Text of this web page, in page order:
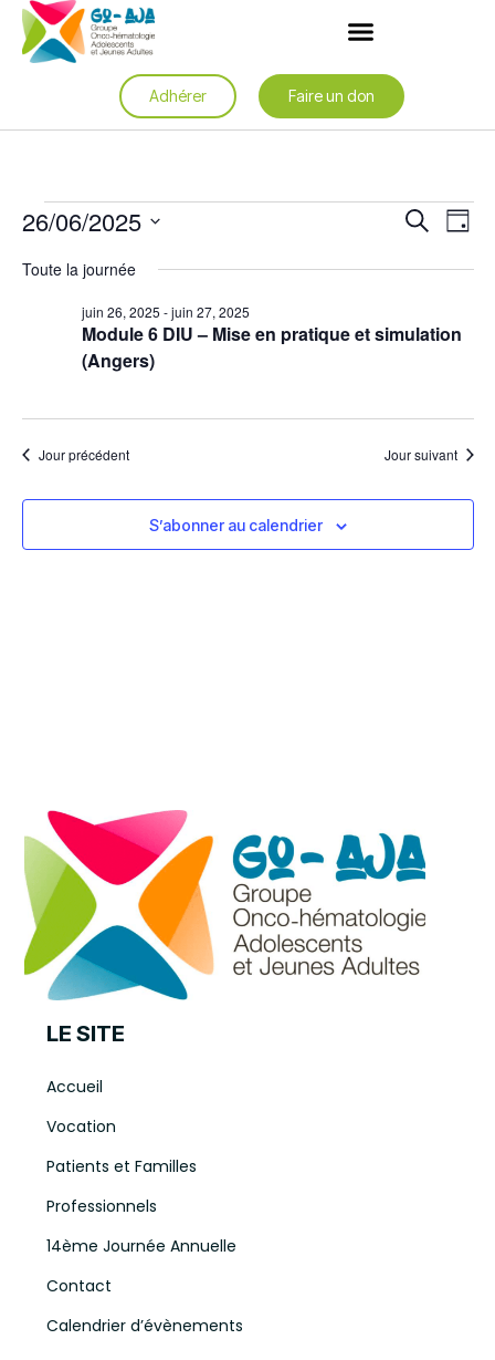
Adhérer Faire un don
et
de
Recherche
Jour
26/06/2025
une
date.
Toute la journée
Module 6 DIU – Mise en pratique et simulation
(Angers)
juin 26, 2025 -juin 27, 2025
Jour précédent Jour suivant
S’abonner au calendrier
LE SITE
Accueil
Vocation
Patients et Familles
Professionnels
14ème Journée Annuelle
Contact
Calendrier d’évènements